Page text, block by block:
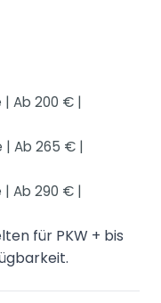
| Ab 200 € |
| Ab 265 € |
| Ab 290 € |
für PKW + bis